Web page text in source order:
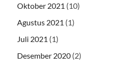
Oktober 2021 (10)
Agustus 2021 (1)
Juli 2021 (1)
Desember 2020 (2)